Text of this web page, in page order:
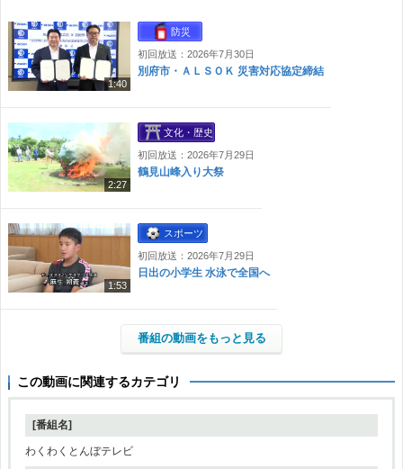
1:40
防災
初回放送：2026年7月30日
別府市・ＡＬＳＯＫ 災害対応協定締結
2:27
文化・歴史
初回放送：2026年7月29日
鶴見山峰入り大祭
1:53
スポーツ
初回放送：2026年7月29日
日出の小学生 水泳で全国へ
番組の動画をもっと見る
この動画に関連するカテゴリ
[番組名]
わくわくとんぼテレビ